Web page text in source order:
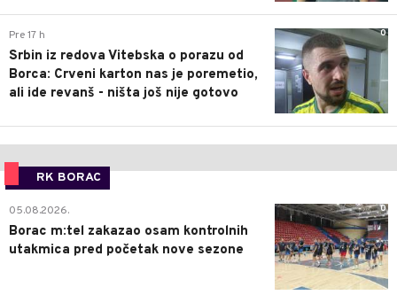
0
Pre 17 h
Srbin iz redova Vitebska o porazu od
Borca: Crveni karton nas je poremetio,
ali ide revanš - ništa još nije gotovo
RK BORAC
0
05.08.2026.
Borac m:tel zakazao osam kontrolnih
utakmica pred početak nove sezone